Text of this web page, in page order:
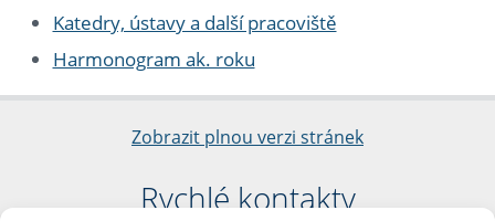
Katedry, ústavy a další pracoviště
Harmonogram ak. roku
Zobrazit plnou verzi stránek
Rychlé kontakty